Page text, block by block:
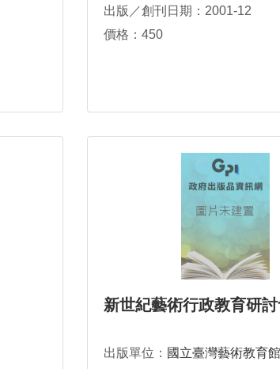
出版／創刊日期：2001-12
價格：450
新世紀藝術行政教育研
出版單位： 國立臺灣藝術教育館